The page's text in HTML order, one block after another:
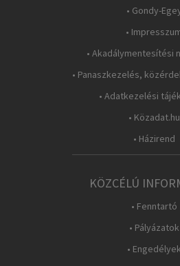
• Gondy-
•
• Akadálymentesítési
• Panaszkezelés,
• Adatkezelési
• Közadat.hu
• Házirend
KÖZCÉLÚ
• Fenntartó
• Pályázatok
• Engedélyek